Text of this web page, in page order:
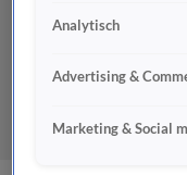
Analytisch
Advertising &
Marketing & Social